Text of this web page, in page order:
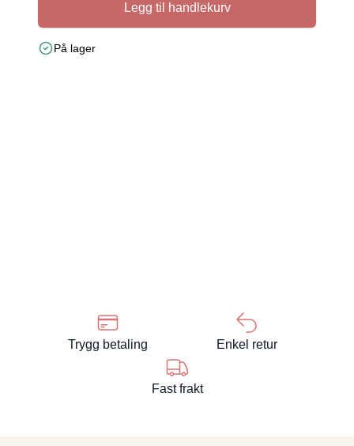
Legg til handlekurv
På lager
Trygg betaling Enkel retur
Fast frakt